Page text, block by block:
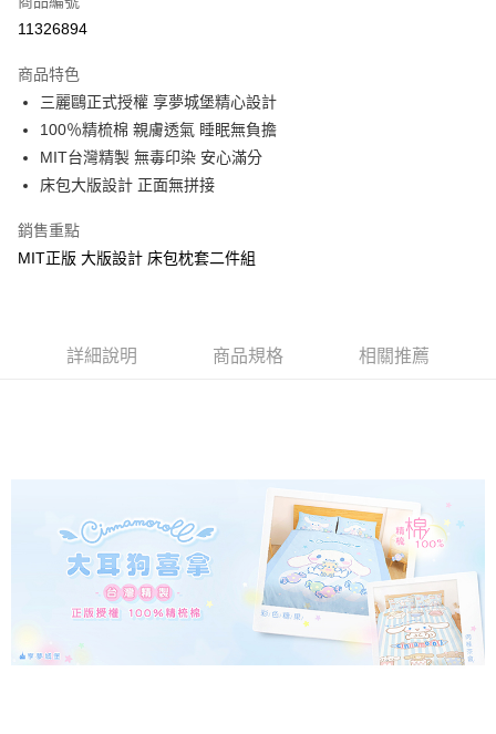
超商取貨付款
Apple Pay
街口支付
悠遊付
Google Pay
ATM付款
全家★依產品說明
每筆NT$80，滿NT$699(含以上)免運費
11326894
商品特色
三麗鷗正式授權 享夢城堡精心設計
100％精梳棉 親膚透氣 睡眠無負擔
MIT台灣精製 無毒印染 安心滿分
床包大版設計 正面無拼接
銷售重點
MIT正版 大版設計 床包枕套二件組
詳細說明 商品規格 相關推薦